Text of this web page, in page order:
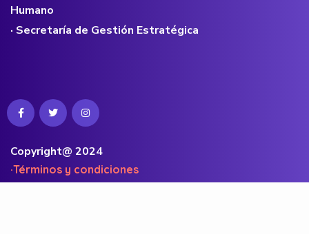
Humano
· Secretaría de Gestión Estratégica
Copyright@ 2024
·Términos y condiciones